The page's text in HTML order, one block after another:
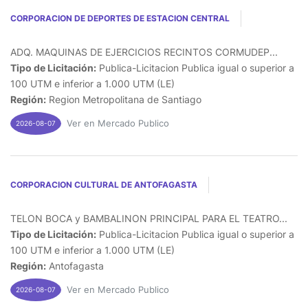
CORPORACION DE DEPORTES DE ESTACION CENTRAL
ADQ. MAQUINAS DE EJERCICIOS RECINTOS CORMUDEP...
Tipo de Licitación: Publica-Licitacion Publica igual o superior a
100 UTM e inferior a 1.000 UTM (LE)
Región: Region Metropolitana de Santiago
2026-08-07 Ver en Mercado Publico
CORPORACION CULTURAL DE ANTOFAGASTA
TELON BOCA y BAMBALINON PRINCIPAL PARA EL TEATRO...
Tipo de Licitación: Publica-Licitacion Publica igual o superior a
100 UTM e inferior a 1.000 UTM (LE)
Región: Antofagasta
2026-08-07 Ver en Mercado Publico